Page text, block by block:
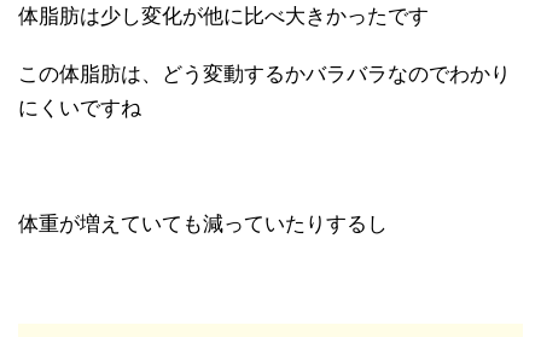
体脂肪は少し変化が他に比べ大きかったです
この体脂肪は、どう変動するかバラバラなのでわかり
にくいですね
体重が増えていても減っていたりするし